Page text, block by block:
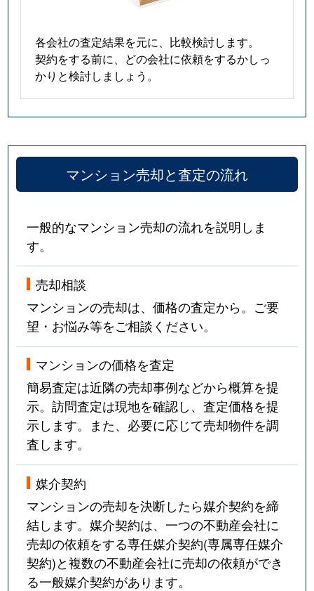
各会社の査定結果を元に、比較検討します。
契約をする前に、どの会社に依頼をするかしっ
かりと検討しましょう。
マンション売却と査定の流れ
一般的なマンション売却の流れを説明しま
す。
売却相談
マンションの売却は、価格の査定から。ご要
望・お悩み等をご相談ください。
マンションの価格を査定
簡易査定は近隣の売却事例などから概算を提
示。訪問査定は現地を確認し、査定価格を提
示します。また、必要に応じて売却物件を調
査します。
媒介契約
マンションの売却を決断したら媒介契約を締
結します。媒介契約は、一つの不動産会社に
売却の依頼をする専任媒介契約(専属専任媒介
契約)と複数の不動産会社に売却の依頼ができ
る一般媒介契約があります。